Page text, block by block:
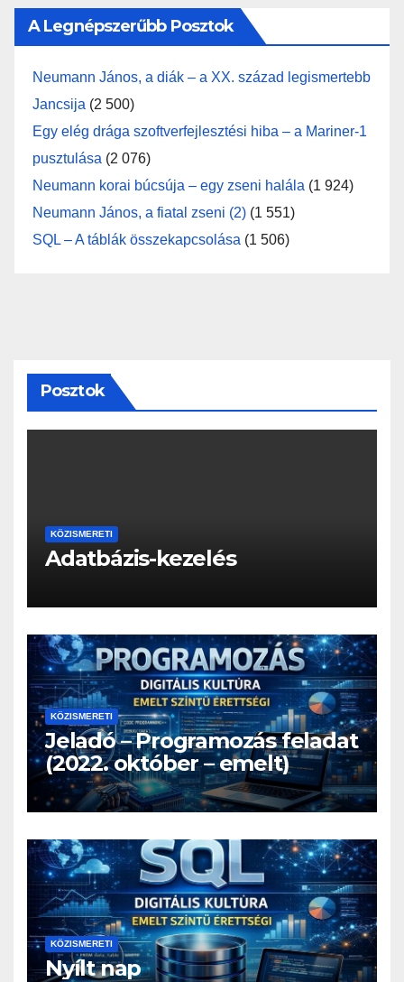
A Legnépszerűbb Posztok
Neumann János, a diák – a XX. század legismertebb
Jancsija (2 500)
Egy elég drága szoftverfejlesztési hiba – a Mariner-1
pusztulása (2 076)
Neumann korai búcsúja – egy zseni halála (1 924)
Neumann János, a fiatal zseni (2) (1 551)
SQL – A táblák összekapcsolása (1 506)
Posztok
KÖZISMERETI
Adatbázis-kezelés
KÖZISMERETI
Jeladó – Programozás feladat
(2022. október – emelt)
KÖZISMERETI
Nyílt nap